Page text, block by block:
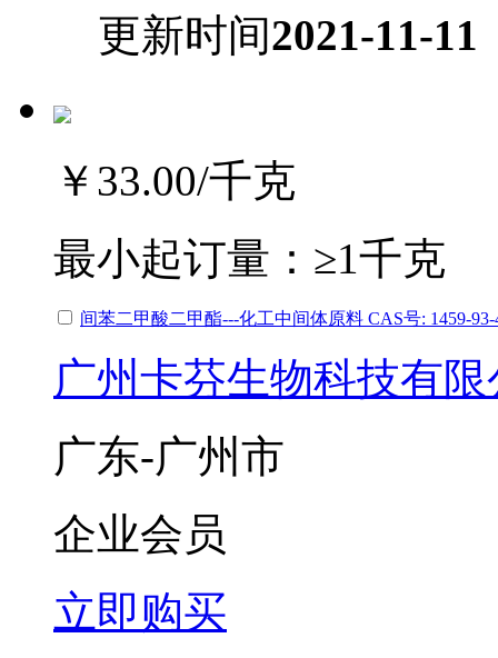
更新时间2021-11-11
￥33.00/千克
最小起订量： ≥1千克
间苯二甲酸二甲酯---化工中间体原料 CAS号: 1459-
广州卡芬生物科技有
广东-广州市
企业会员
立即购买